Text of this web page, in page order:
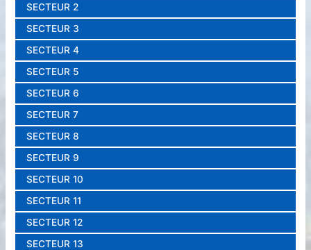
SECTEUR 2
SECTEUR 3
SECTEUR 4
SECTEUR 5
SECTEUR 6
SECTEUR 7
SECTEUR 8
SECTEUR 9
SECTEUR 10
SECTEUR 11
SECTEUR 12
SECTEUR 13